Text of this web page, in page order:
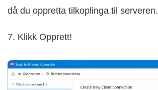
då du oppretta tilkoplinga til serveren.
7. Klikk Opprett!